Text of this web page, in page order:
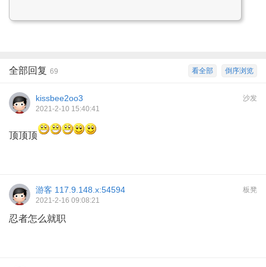
倒序浏览
看全部
全部回复 69
沙发
kissbee2oo3
2021-2-10 15:40:41
顶顶顶
板凳
游客 117.9.148.x:54594
2021-2-16 09:08:21
忍者怎么就职